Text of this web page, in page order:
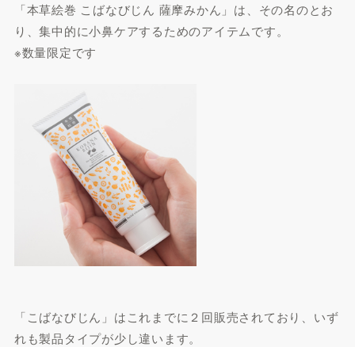
「本草絵巻 こばなびじん 薩摩みかん」は、その名のとお
り、集中的に小鼻ケアするためのアイテムです。
※数量限定です
「こばなびじん」はこれまでに２回販売されており、いず
れも製品タイプが少し違います。